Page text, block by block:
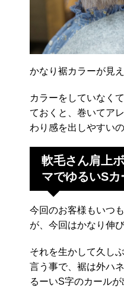
かなり裾カラーが見
カラーをしていなく
ておくと、巻いてア
わり感を出しやすい
軟毛さん肩上
マでゆるいSカ
今回のお客様もいつ
が、今回はかなり伸
それを生かして久し
言う事で、裾は外ハ
るーいS字のカール